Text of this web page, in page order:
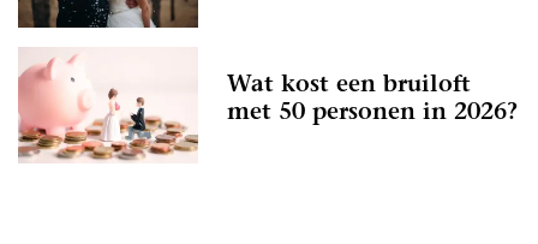
Wat kost een bruiloft
met 50 personen in 2026?